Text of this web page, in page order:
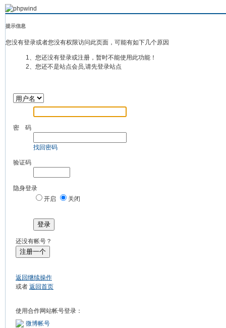
提示信息
您没有登录或者您没有权限访问此页面，可能有如下几个原因
1、您还没有登录或注册，暂时不能使用此功能！
2、您还不是站点会员,请先登录站点
密 码
找回密码
验证码
隐身登录
开启
关闭
登录
还没有帐号？
注册一个
返回继续操作
或者 返回首页
使用合作网站帐号登录：
微博帐号